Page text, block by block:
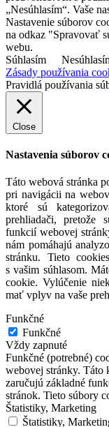
„Nesúhlasím“. Vaše
Nastavenie súborov
na odkaz "Spravovať
webu.
Súhlasím
Zásady používania
Pravidlá používania
Close
Nastavenia súborov
Táto webová stránka
pri navigácii na
ktoré sú
prehliadači, pretože
funkcií webovej
nám pomáhajú
stránku. Tieto
s vašim súhlasom.
cookie. Vylúčenie
mať vplyv na vaše
Funkčné
Funkčné
Vždy zapnuté
Funkčné (potrebné)
webovej stránky. Táto
zaručujú základné
stránok. Tieto súbory
Štatistiky, Marketing
Štatistiky,